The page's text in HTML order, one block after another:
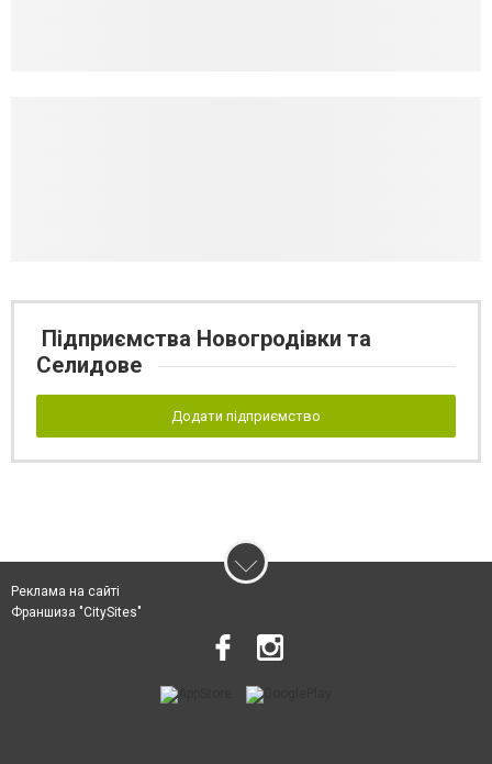
Підприємства Новогродівки та
Селидове
Додати підприємство
Реклама на сайті
Франшиза "CitySites"